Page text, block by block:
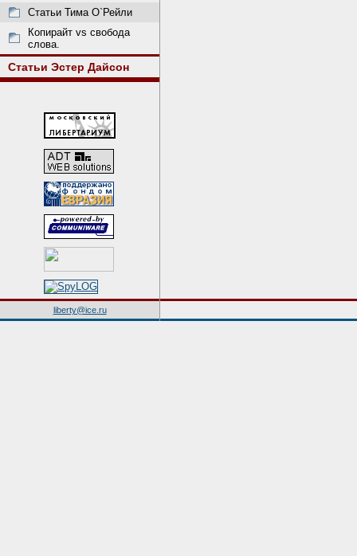
Статьи Тима О`Рейли
Копирайт vs свобода
слова.
Статьи Эстер Дайсон
liberty@ice.ru